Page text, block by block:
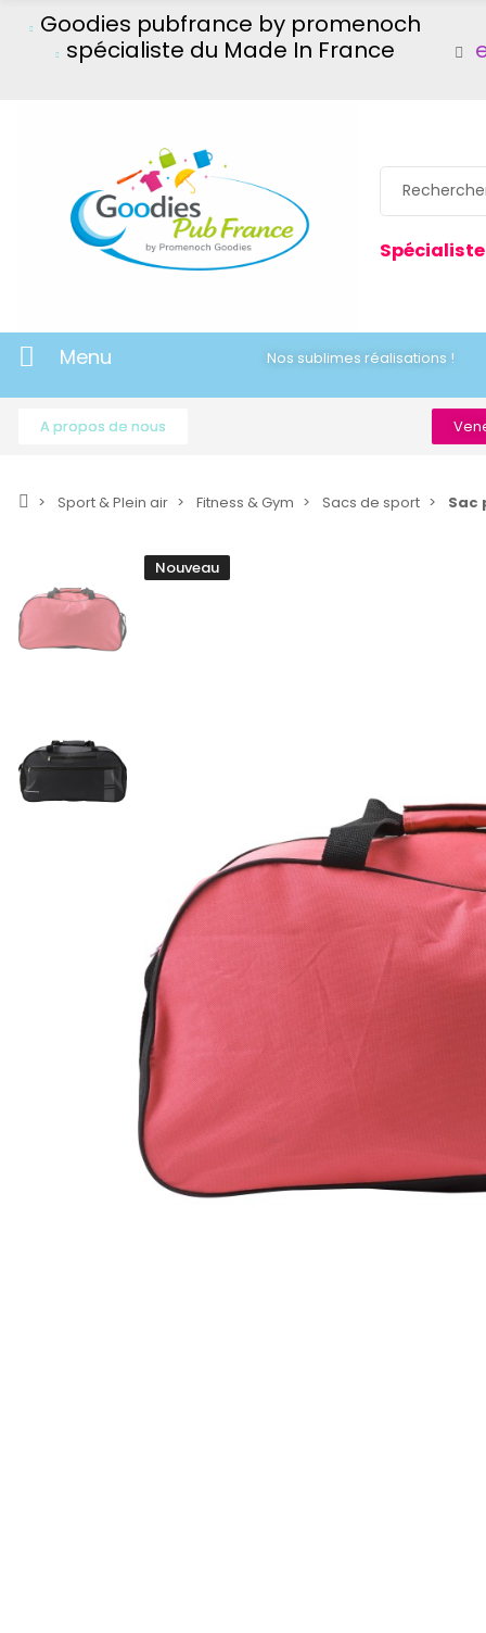
Goodies pubfrance by promenoch
spécialiste du Made In France
Menu Nos sublimes réalisations !
A propos de nous
Sport & Plein air Fitness & Gym Sacs de sport Sac
Nouveau